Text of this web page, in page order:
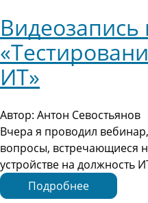
Видеозапись
ИТ»
Автор: Антон Севостьянов
Вчера я проводил
вопросы, встречающиеся
устройстве на должность
Подробнее